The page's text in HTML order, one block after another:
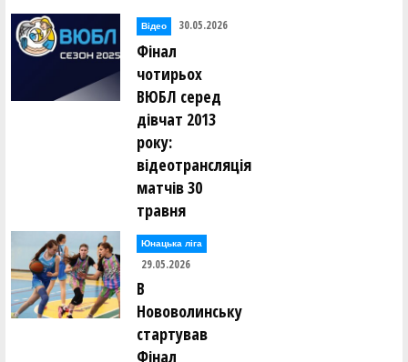
Відео 30.05.2026
Фінал
чотирьох
ВЮБЛ серед
дівчат 2013
року:
відеотрансляція
матчів 30
травня
Юнацька ліга
29.05.2026
В
Нововолинську
стартував
Фінал